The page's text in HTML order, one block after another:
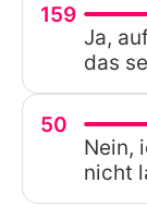
159
Ja,
das
50
Nein,
nicht